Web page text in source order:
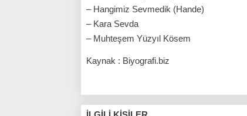
– Hangimiz Sevmedik (Hande)
– Kara Sevda
– Muhteşem Yüzyıl Kösem
Kaynak : Biyografi.biz